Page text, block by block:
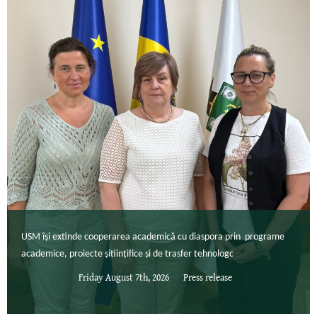
USM își extinde cooperarea academică cu diaspora prin programe
academice, proiecte șitiințifice și de trasfer tehnologc
Friday August 7th, 2026 Press release